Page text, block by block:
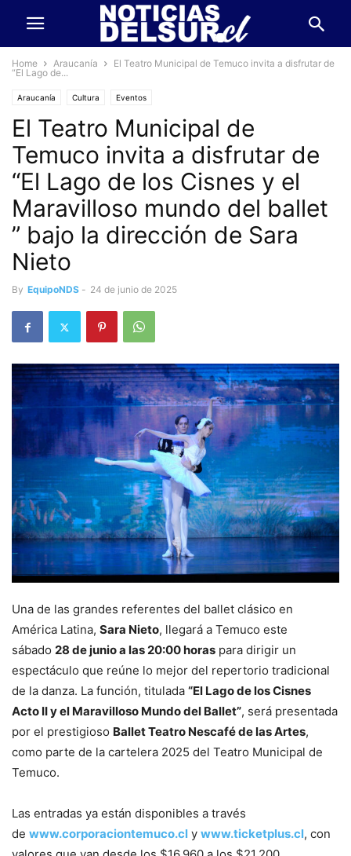
Home Araucanía
El Teatro Municipal de Temuco invita a disfrutar de
“El Lago de...
Araucanía Cultura Eventos
El Teatro Municipal de
Temuco invita a disfrutar de
“El Lago de los Cisnes y el
Maravilloso mundo del ballet
” bajo la dirección de Sara
Nieto
By EquipoNDS - 24 de junio de 2025
Una de las grandes referentes del ballet clásico en
América Latina, Sara Nieto, llegará a Temuco este
sábado 28 de junio a las 20:00 horas para dirigir un
espectáculo que reúne lo mejor del repertorio tradicional
de la danza. La función, titulada “El Lago de los Cisnes
Acto II y el Maravilloso Mundo del Ballet”, será presentada
por el prestigioso Ballet Teatro Nescafé de las Artes,
como parte de la cartelera 2025 del Teatro Municipal de
Temuco.
Las entradas ya están disponibles a través
de www.corporaciontemuco.cl y www.ticketplus.cl, con